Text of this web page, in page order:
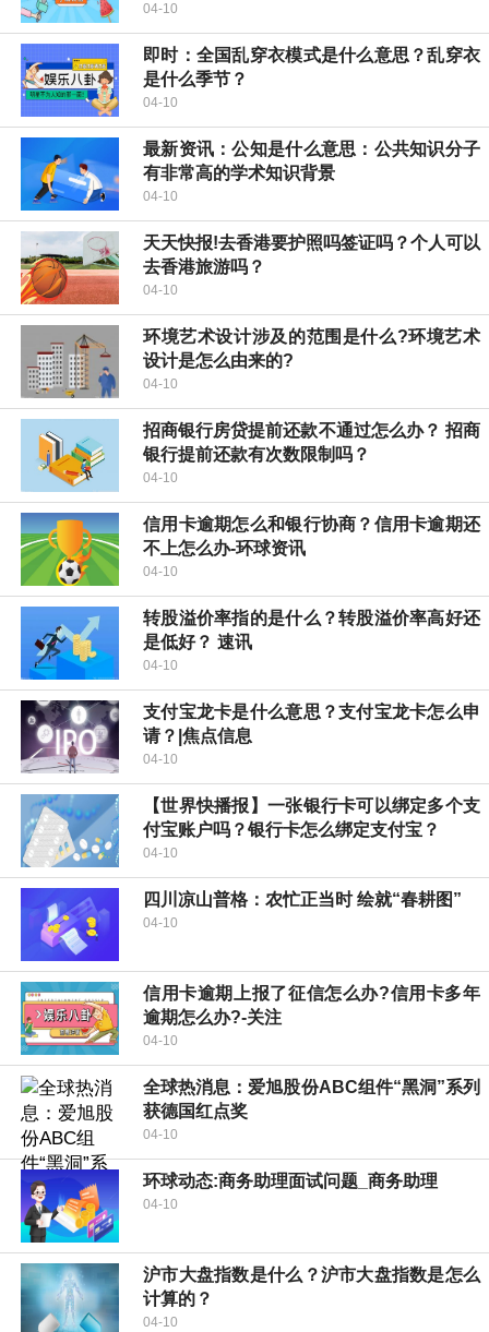
04-10
即时：全国乱穿衣模式是什么意思？乱穿衣
是什么季节？
04-10
最新资讯：公知是什么意思：公共知识分子
有非常高的学术知识背景
04-10
天天快报!去香港要护照吗签证吗？个人可以
去香港旅游吗？
04-10
环境艺术设计涉及的范围是什么?环境艺术
设计是怎么由来的?
04-10
招商银行房贷提前还款不通过怎么办？ 招商
银行提前还款有次数限制吗？
04-10
信用卡逾期怎么和银行协商？信用卡逾期还
不上怎么办-环球资讯
04-10
转股溢价率指的是什么？转股溢价率高好还
是低好？ 速讯
04-10
支付宝龙卡是什么意思？支付宝龙卡怎么申
请？|焦点信息
04-10
【世界快播报】一张银行卡可以绑定多个支
付宝账户吗？银行卡怎么绑定支付宝？
04-10
四川凉山普格：农忙正当时 绘就“春耕图”
04-10
信用卡逾期上报了征信怎么办?信用卡多年
逾期怎么办?-关注
04-10
全球热消息：爱旭股份ABC组件“黑洞”系列
获德国红点奖
04-10
环球动态:商务助理面试问题_商务助理
04-10
沪市大盘指数是什么？沪市大盘指数是怎么
计算的？
04-10